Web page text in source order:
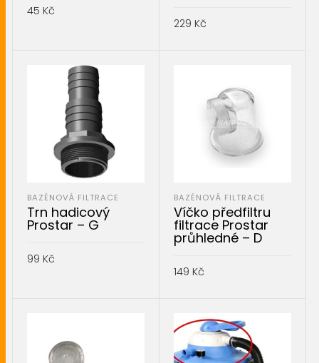
45 Kč
229 Kč
BAZÉNOVÁ FILTRACE
Trn hadicový
Prostar – G
99 Kč
BAZÉNOVÁ FILTRACE
Víčko předfiltru
filtrace Prostar
průhledné – D
149 Kč